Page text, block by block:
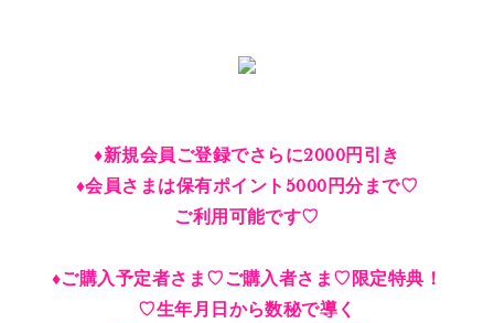
♦︎新規会員ご登録でさらに2000円引き
♦︎会員さまは保有ポイント5000円分まで♡
ご利用可能です♡
♦︎ご購入予定者さま♡ご購入者さま♡限定特典！
♡生年月日から数秘で導く